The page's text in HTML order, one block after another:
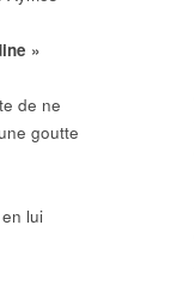
»
de ne
goutte
lui